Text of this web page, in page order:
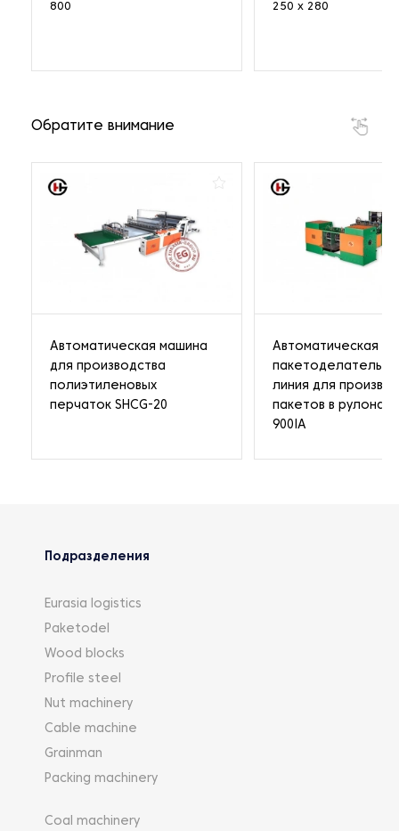
800
250 x 280
Обратите внимание
Автоматическая машина
для производства
полиэтиленовых
перчаток SHCG-20
Автоматическая
линия для
пакетов в рулонах
900IA
Подразделения
Eurasia logistics
Paketodel
Wood blocks
Profile steel
Nut machinery
Cable machine
Grainman
Packing machinery
Coal machinery